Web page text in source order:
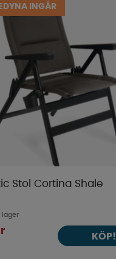
INGÅR
Stol Cortina Shale
lager
KÖP!